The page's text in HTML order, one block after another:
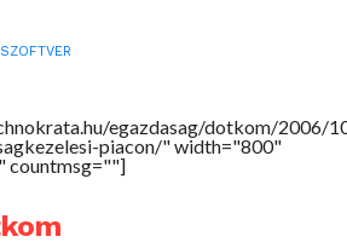
SZOFTVER
egazdasag/dotkom/2006/
piacon/" width="800"
countmsg=""]